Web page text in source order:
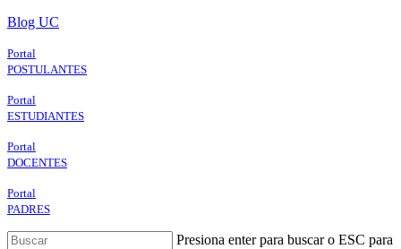
Skip
main
content
Blog UC
Portal
POSTULANTES
Portal
ESTUDIANTES
Portal
DOCENTES
Portal
PADRES
Presiona enter para buscar o ESC para